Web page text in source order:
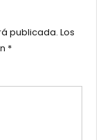
publicada. Los
*